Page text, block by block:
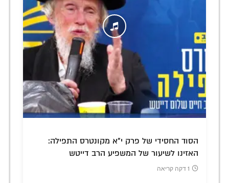
הסוד החסידי של פרק י"א מקונטרס התפילה:
האזינו לשיעור של המשפיע הרב דייטש
1 דקה קריאה